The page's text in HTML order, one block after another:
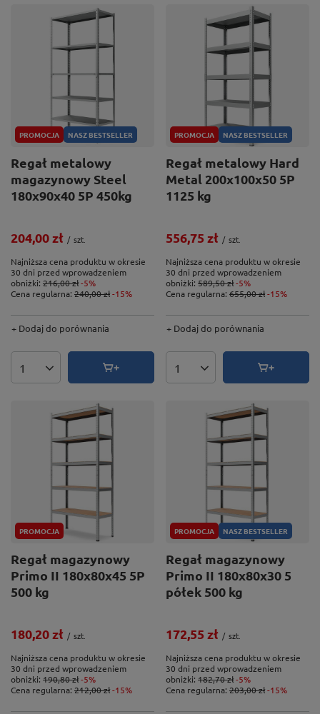
PROMOCJA NASZ BESTSELLER
Regał metalowy
magazynowy Steel
180x90x40 5P 450kg
204,00 zł / szt.
Najniższa cena produktu w okresie
30 dni przed wprowadzeniem
obniżki: 216,00 zł-5%
Cena regularna: 240,00 zł-15%
+ Dodaj do porównania
Ilość produktów
PROMOCJA NASZ BESTSELLER
Regał metalowy Hard
Metal 200x100x50 5P
1125 kg
556,75 zł / szt.
Najniższa cena produktu w okresie
30 dni przed wprowadzeniem
obniżki: 589,50 zł-5%
Cena regularna: 655,00 zł-15%
+ Dodaj do porównania
Ilość produktów
PROMOCJA
Regał magazynowy
Primo II 180x80x45 5P
500 kg
180,20 zł / szt.
Najniższa cena produktu w okresie
30 dni przed wprowadzeniem
obniżki: 190,80 zł-5%
Cena regularna: 212,00 zł-15%
PROMOCJA NASZ BESTSELLER
Regał magazynowy
Primo II 180x80x30 5
półek 500 kg
172,55 zł / szt.
Najniższa cena produktu w okresie
30 dni przed wprowadzeniem
obniżki: 182,70 zł-5%
Cena regularna: 203,00 zł-15%